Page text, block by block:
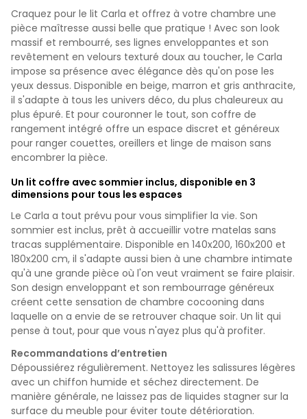
Craquez pour le lit Carla et offrez à votre chambre une
pièce maîtresse aussi belle que pratique ! Avec son look
massif et rembourré, ses lignes enveloppantes et son
revêtement en velours texturé doux au toucher, le Carla
impose sa présence avec élégance dès qu'on pose les
yeux dessus. Disponible en beige, marron et gris anthracite,
il s'adapte à tous les univers déco, du plus chaleureux au
plus épuré. Et pour couronner le tout, son coffre de
rangement intégré offre un espace discret et généreux
pour ranger couettes, oreillers et linge de maison sans
encombrer la pièce.
Un lit coffre avec sommier inclus, disponible en 3
dimensions pour tous les espaces
Le Carla a tout prévu pour vous simplifier la vie. Son
sommier est inclus, prêt à accueillir votre matelas sans
tracas supplémentaire. Disponible en 140x200, 160x200 et
180x200 cm, il s'adapte aussi bien à une chambre intimate
qu'à une grande pièce où l'on veut vraiment se faire plaisir.
Son design enveloppant et son rembourrage généreux
créent cette sensation de chambre cocooning dans
laquelle on a envie de se retrouver chaque soir. Un lit qui
pense à tout, pour que vous n'ayez plus qu'à profiter.
Recommandations d’entretien
Dépoussiérez régulièrement. Nettoyez les salissures légères
avec un chiffon humide et séchez directement. De
manière générale, ne laissez pas de liquides stagner sur la
surface du meuble pour éviter toute détérioration.